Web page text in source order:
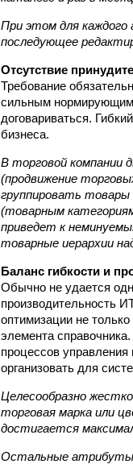
При этом для каждого
последующее
Отсутствие
Требование
сильным нормирующим
договариваться.
бизнеса.
В торговой компании
(продвижение
группировать
(товарным
приведет к
товарные иерархии
Баланс гибкости и
Обычно не удается
производительность
оптимизации не
элемента
процессов
организовать для
Целесообразно
торговая марка или
достигается
Остальные атрибуты